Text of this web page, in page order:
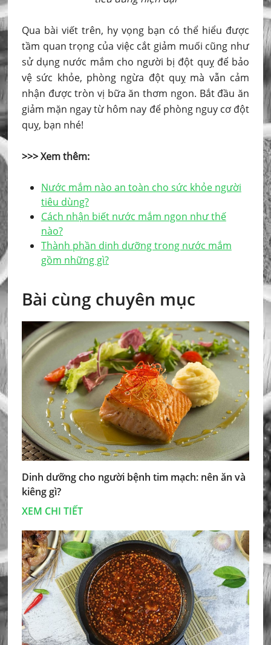
Qua bài viết trên, hy vọng bạn có thể hiểu được
tầm quan trọng của việc cắt giảm muối cũng như
sử dụng nước mắm cho người bị đột quỵ để bảo
vệ sức khỏe, phòng ngừa đột quỵ mà vẫn cảm
nhận được tròn vị bữa ăn thơm ngon. Bắt đầu ăn
giảm mặn ngay từ hôm nay để phòng nguy cơ đột
quỵ, bạn nhé!
>>> Xem thêm:
Nước mắm nào an toàn cho sức khỏe người
tiêu dùng?
Cách nhận biết nước mắm ngon như thế
nào?
Thành phần dinh dưỡng trong nước mắm
gồm những gì?
Bài cùng chuyên mục
Dinh dưỡng cho người bệnh tim mạch: nên ăn và
kiêng gì?
XEM CHI TIẾT